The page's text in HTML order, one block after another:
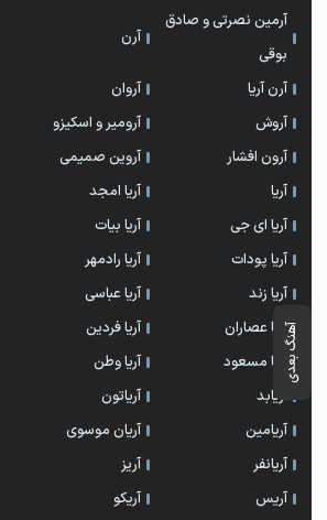
آهنگ بعدی
آرمین نصرتی و صادق
بوقی
آرن
آرن آریا
آروان
آروش
آرومیر و اسکیزو
آرون افشار
آروین صمیمی
آریا
آریا امجد
آریا ای جی
آریا بیات
آریا پودات
آریا رادمهر
آریا زند
آریا عباسی
آریا عصاران
آریا فردین
آریا مسعود
آریا وطن
آریابد
آریاتون
آریامین
آریان موسوی
آریانفر
آریز
آریس
آریکو